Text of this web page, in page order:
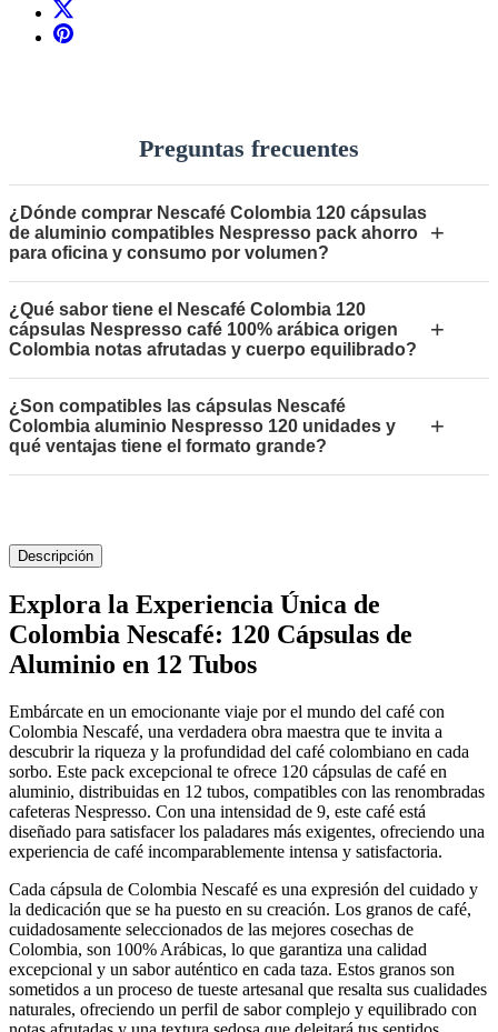
Preguntas frecuentes
¿Dónde comprar Nescafé Colombia 120 cápsulas
de aluminio compatibles Nespresso pack ahorro
para oficina y consumo por volumen?
+
¿Qué sabor tiene el Nescafé Colombia 120
cápsulas Nespresso café 100% arábica origen
Colombia notas afrutadas y cuerpo equilibrado?
+
¿Son compatibles las cápsulas Nescafé
Colombia aluminio Nespresso 120 unidades y
qué ventajas tiene el formato grande?
+
Descripción
Explora la Experiencia Única de
Colombia Nescafé: 120 Cápsulas de
Aluminio en 12 Tubos
Embárcate en un emocionante viaje por el mundo del café con
Colombia Nescafé, una verdadera obra maestra que te invita a
descubrir la riqueza y la profundidad del café colombiano en cada
sorbo. Este pack excepcional te ofrece 120 cápsulas de café en
aluminio, distribuidas en 12 tubos, compatibles con las renombradas
cafeteras Nespresso. Con una intensidad de 9, este café está
diseñado para satisfacer los paladares más exigentes, ofreciendo una
experiencia de café incomparablemente intensa y satisfactoria.
Cada cápsula de Colombia Nescafé es una expresión del cuidado y
la dedicación que se ha puesto en su creación. Los granos de café,
cuidadosamente seleccionados de las mejores cosechas de
Colombia, son 100% Arábicas, lo que garantiza una calidad
excepcional y un sabor auténtico en cada taza. Estos granos son
sometidos a un proceso de tueste artesanal que resalta sus cualidades
naturales, ofreciendo un perfil de sabor complejo y equilibrado con